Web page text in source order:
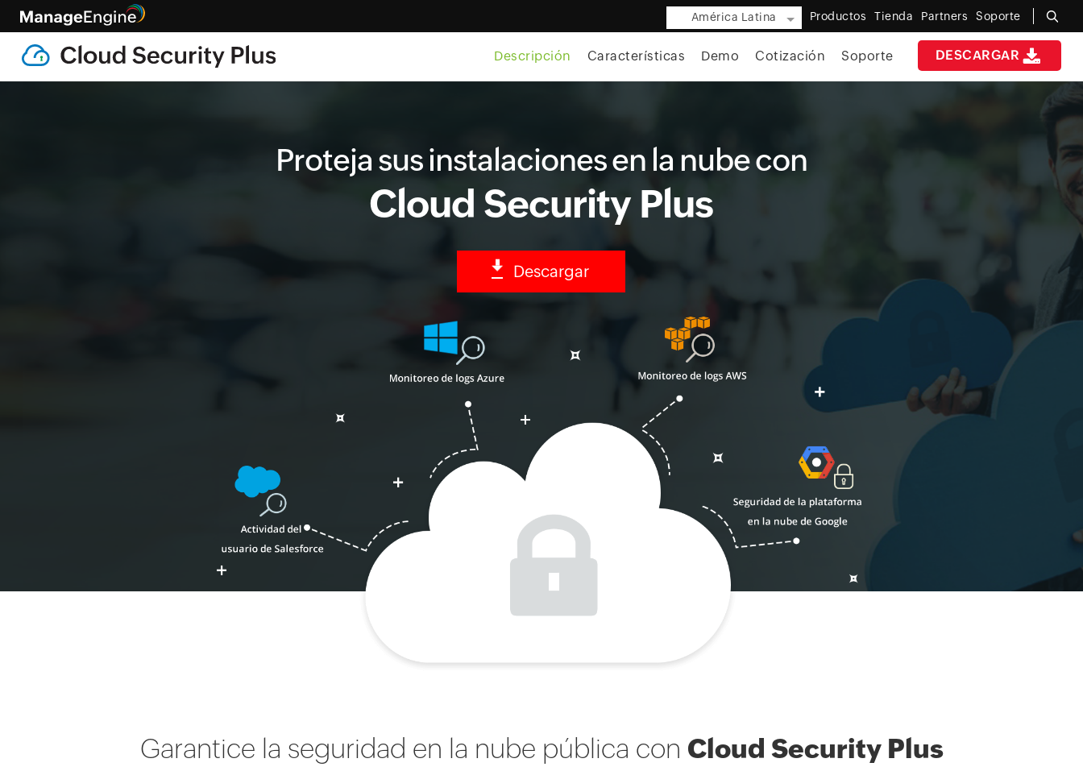
América Latina Productos Tienda Partners Soporte
DESCARGAR
Descripción Características Demo Cotización Soporte
Proteja sus instalaciones en la nube con
Cloud Security Plus
Descargar
Garantice la seguridad en la nube pública con Cloud Security Plus